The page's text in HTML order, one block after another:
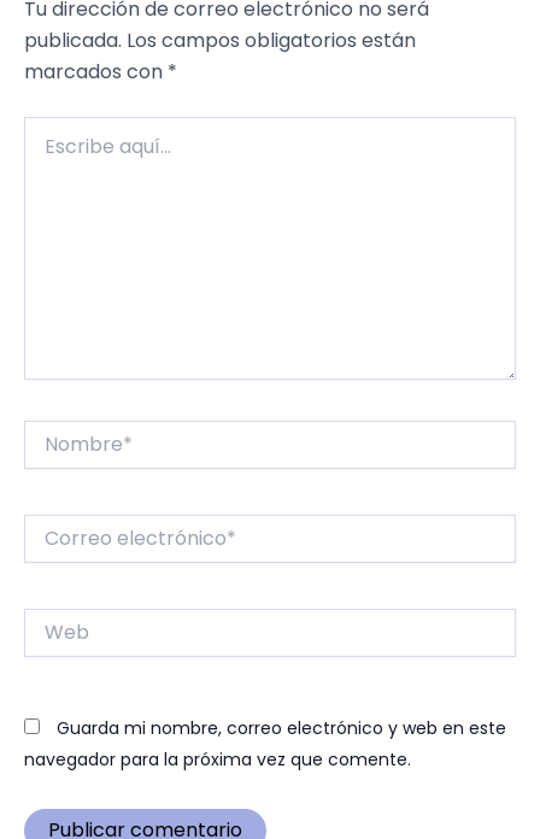
Tu dirección de correo electrónico no será
publicada. Los campos obligatorios están
marcados con *
aquí...
Nombre*
electrónico*
Guarda mi nombre, correo electrónico y web en este
navegador para la próxima vez que comente.